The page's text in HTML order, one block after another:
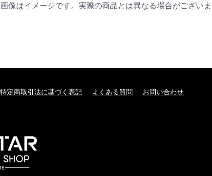
像はイメージです。実際の商品とは異なる場合がございま
特定商取引法に基づく表記 よくある質問 お問い合わせ